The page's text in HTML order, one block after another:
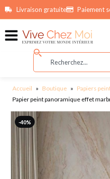
principalLivraison gratuite Paiement
Accueil » Boutique » Papiers
Papier peint panoramique effet
-40%